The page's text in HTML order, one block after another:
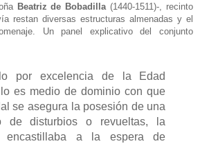
Beatriz de Bobadilla(1440-1511)-, recinto
restan diversas estructuras almenadas y el
Un panel explicativo del conjunto
por excelencia de la Edad
es medio de dominio con que
se asegura la posesión de una
de disturbios o revueltas, la
encastillaba a la espera de